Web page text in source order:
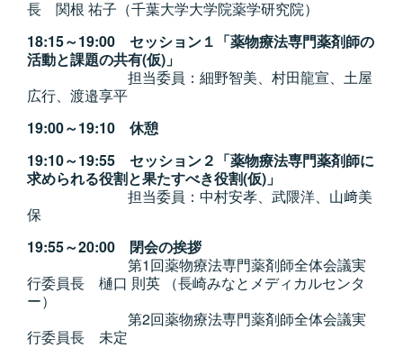
長 関根 祐子（千葉大学大学院薬学研究院）
18:15～19:00 セッション１「薬物療法専門薬剤師の
活動と課題の共有(仮)」
担当委員：細野智美、村田龍宣、土屋
広行、渡邉享平
19:00～19:10 休憩
19:10～19:55 セッション２「薬物療法専門薬剤師に
求められる役割と果たすべき役割(仮)」
担当委員：中村安孝、武隈洋、山﨑美
保
19:55～20:00 閉会の挨拶
第1回薬物療法専門薬剤師全体会議実
行委員長 樋口 則英 （長崎みなとメディカルセンタ
ー）
第2回薬物療法専門薬剤師全体会議実
行委員長 未定